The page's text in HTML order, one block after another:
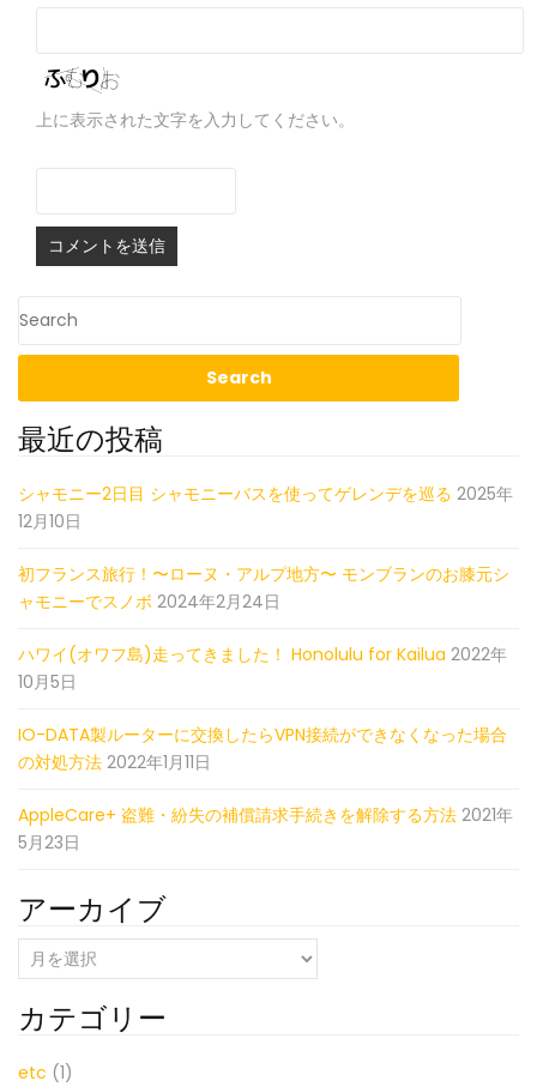
上に表示された文字を入力してください。
最近の投稿
シャモニー2日目 シャモニーバスを使ってゲレンデを巡る 2025年
12月10日
初フランス旅行！〜ローヌ・アルプ地方〜 モンブランのお膝元シ
ャモニーでスノボ 2024年2月24日
ハワイ(オワフ島)走ってきました！ Honolulu for Kailua 2022年
10月5日
IO-DATA製ルーターに交換したらVPN接続ができなくなった場合
の対処方法 2022年1月11日
AppleCare+ 盗難・紛失の補償請求手続きを解除する方法 2021年
5月23日
アーカイブ
ー
カ
イ
ブ
カテゴリー
etc (1)